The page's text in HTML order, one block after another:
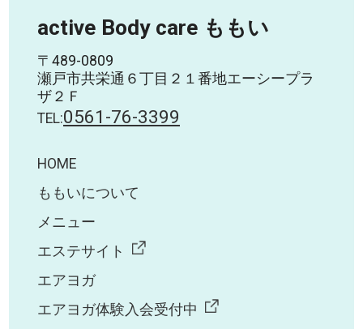
active Body care ももい
〒489-0809
瀬戸市共栄通６丁目２１番地エーシープラ
ザ２Ｆ
TEL:0561-76-3399
HOME
ももいについて
メニュー
エステサイト
エアヨガ
エアヨガ体験入会受付中